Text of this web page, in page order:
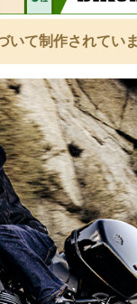
て制作されていま